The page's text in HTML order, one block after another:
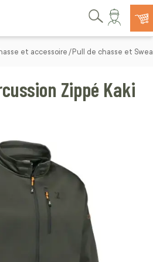
Rechercher
et accessoire Pull de chasse et
Zippé Kaki